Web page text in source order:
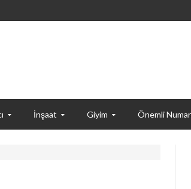
İnşaat Giyim Önemli